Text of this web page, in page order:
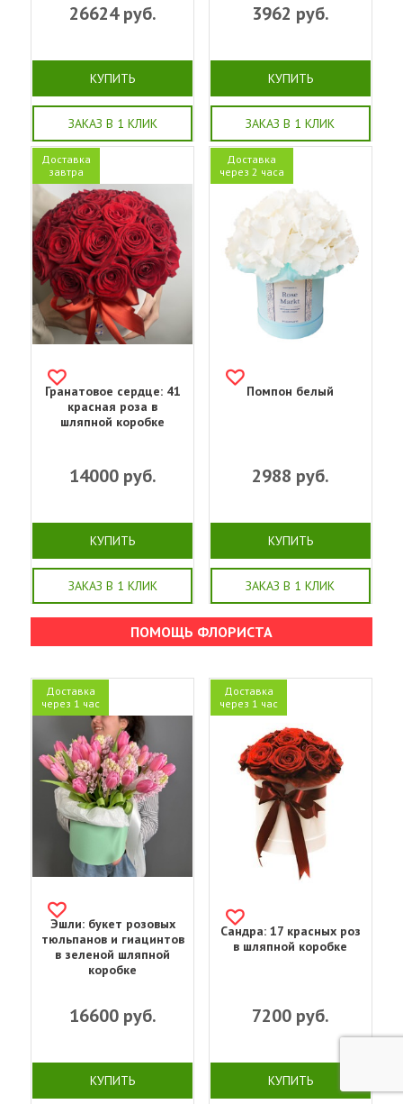
26624руб.
КУПИТЬ
ЗАКАЗ В 1 КЛИК
3962 руб.
КУПИТЬ
ЗАКАЗ В 1 КЛИК
Доставка
завтра
Гранатовое сердце: 41
красная роза в
шляпной коробке
14000руб.
КУПИТЬ
ЗАКАЗ В 1 КЛИК
Доставка
через 2 часа
Помпон белый
2988 руб.
КУПИТЬ
ЗАКАЗ В 1 КЛИК
ПОМОЩЬ ФЛОРИСТА
Доставка
через 1 час
Эшли: букет розовых
тюльпанов и гиацинтов
в зеленой шляпной
коробке
16600руб.
КУПИТЬ
Доставка
через 1 час
Сандра: 17 красных роз
в шляпной коробке
7200руб.
КУПИТЬ